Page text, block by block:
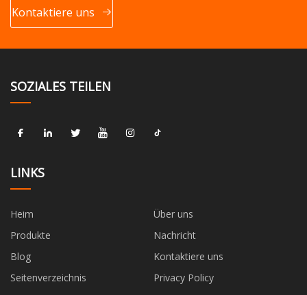
Kontaktiere uns
SOZIALES TEILEN
LINKS
Heim
Über uns
Produkte
Nachricht
Blog
Kontaktiere uns
Seitenverzeichnis
Privacy Policy